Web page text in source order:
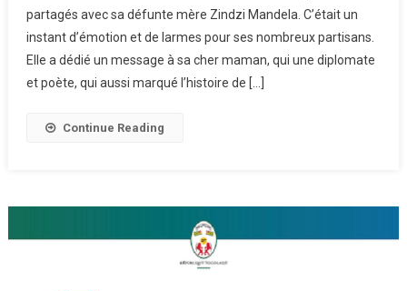
partagés avec sa défunte mère Zindzi Mandela. C’était un
instant d’émotion et de larmes pour ses nombreux partisans.
Elle a dédié un message à sa cher maman, qui une diplomate
et poète, qui aussi marqué l’histoire de […]
Continue Reading